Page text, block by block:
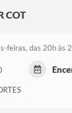
COT
feiras, das 20h às